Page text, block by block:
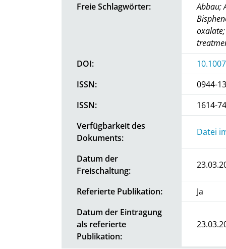
Freie Schlagwörter:
Abbau;
DOI:
ISSN:
0944-
ISSN:
1614-
Verfügbarkeit des
Dokuments:
Datei
Datum der
Freischaltung:
Referierte Publikation:
Ja
Datum der Eintragung
als referierte
Publikation: